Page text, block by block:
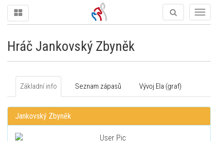
Hráč Jankovský Zbyněk
Základní info Seznam zápasů Vývoj Ela (graf)
Jankovský Zbyněk